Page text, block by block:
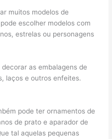
muitos modelos de
escolher modelos com
estrelas ou personagens
as embalagens de
laços e outros enfeites.
pode ter ornamentos de
de prato e aparador de
tal aquelas pequenas